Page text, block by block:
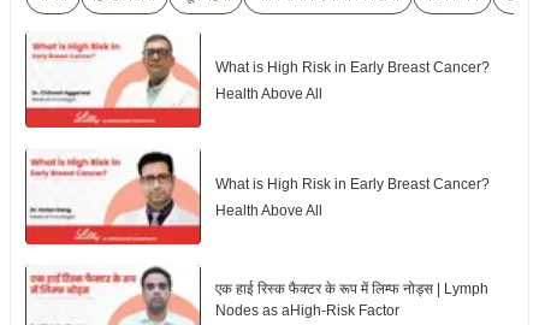
What is High Risk in Early Breast Cancer?
Health Above All
What is High Risk in Early Breast Cancer?
Health Above All
एक हाई रिस्क फैक्टर के रूप में लिम्फ नोड्स | Lymph
Nodes as aHigh-Risk Factor